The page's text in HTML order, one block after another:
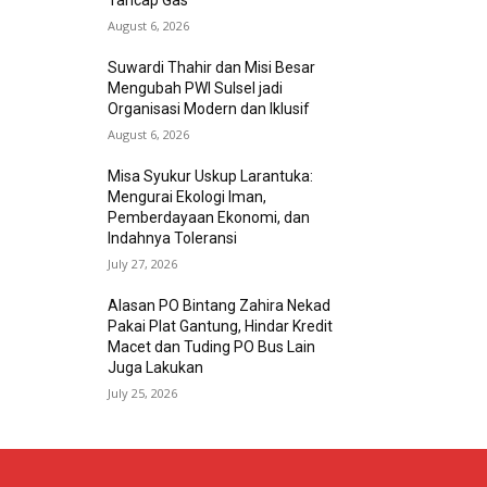
August 6, 2026
Suwardi Thahir dan Misi Besar
Mengubah PWI Sulsel jadi
Organisasi Modern dan Iklusif
August 6, 2026
Misa Syukur Uskup Larantuka:
Mengurai Ekologi Iman,
Pemberdayaan Ekonomi, dan
Indahnya Toleransi
July 27, 2026
Alasan PO Bintang Zahira Nekad
Pakai Plat Gantung, Hindar Kredit
Macet dan Tuding PO Bus Lain
Juga Lakukan
July 25, 2026